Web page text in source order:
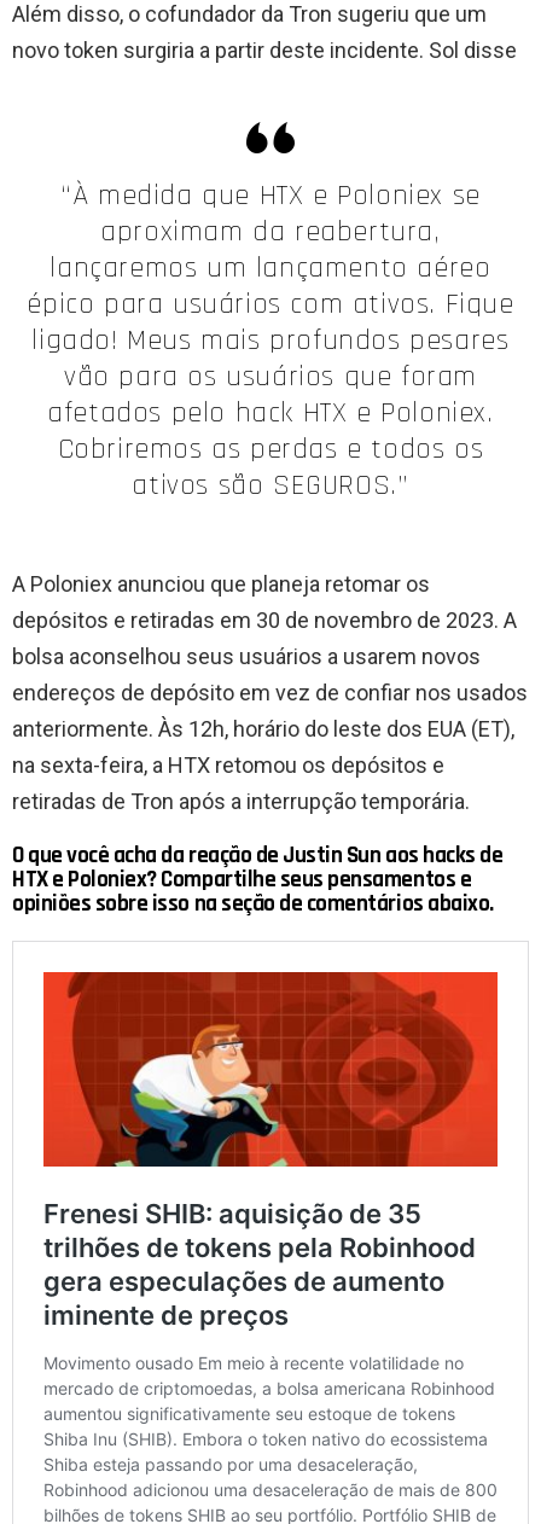
Além disso, o cofundador da Tron sugeriu que um
novo token surgiria a partir deste incidente. Sol disse
“À medida que HTX e Poloniex se
aproximam da reabertura,
lançaremos um lançamento aéreo
épico para usuários com ativos. Fique
ligado! Meus mais profundos pesares
vão para os usuários que foram
afetados pelo hack HTX e Poloniex.
Cobriremos as perdas e todos os
ativos são SEGUROS.”
A Poloniex anunciou que planeja retomar os
depósitos e retiradas em 30 de novembro de 2023. A
bolsa aconselhou seus usuários a usarem novos
endereços de depósito em vez de confiar nos usados
​​anteriormente. Às 12h, horário do leste dos EUA (ET),
na sexta-feira, a HTX retomou os depósitos e
retiradas de Tron após a interrupção temporária.
O que você acha da reação de Justin Sun aos hacks de
HTX e Poloniex? Compartilhe seus pensamentos e
opiniões sobre isso na seção de comentários abaixo.